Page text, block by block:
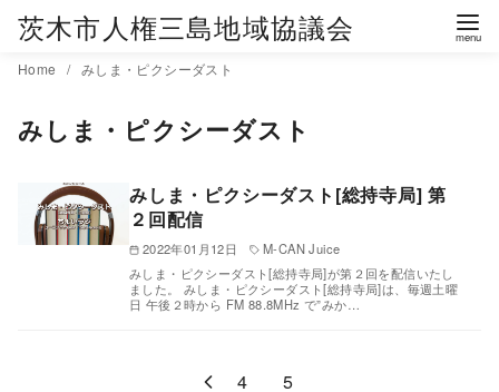
茨木市人権三島地域協議会
Home みしま・ピクシーダスト
みしま・ピクシーダスト
みしま・ピクシーダスト[総持寺局] 第
２回配信
2022年01月12日
M-CAN Juice
みしま・ピクシーダスト[総持寺局]が第２回を配信いたし
ました。 みしま・ピクシーダスト[総持寺局]は、毎週土曜
日 午後２時から FM 88.8MHz で”みか…
4 5